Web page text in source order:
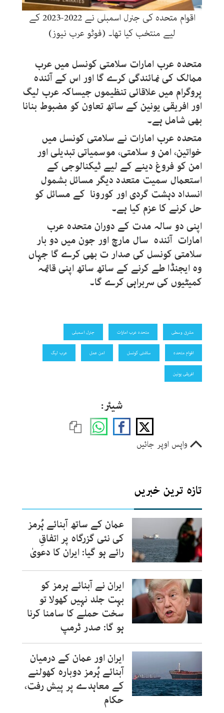
اقوام متحدہ کی جنرل اسمبلی نے 2022-2023 کے
لیے منتخب کیا تھا۔ (فوٹو عرب نیوز)
متحدہ عرب امارات سلامتی کونسل میں عرب
ممالک کی نمائندگی کرے گا اور اس کے آئندہ
پروگرام میں علاقائی تنظیموں جیساکہ عرب لیگ
اور افریقی یونین کے ساتھ تعاون کو مضبوط بنانا
بھی شامل ہے۔
متحدہ عرب امارات نے سلامتی کونسل میں
خواتین، امن و سلامتی، موسمیاتی تبدیلی اور
امن کو فروغ دینے کے لیے ٹیکنالوجی کے
استعمال سمیت متعدد دیگر مسائل بشمول
انسداد دہشت گردی اور کورونا کے مسائل کو
حل کرنے کا عزم کیا ہے۔
اپنی دو سالہ مدت کے دوران متحدہ عرب
امارات آئندہ سال مارچ اور جون میں دو بار
سلامتی کونسل کی صدار ت بھی کرے گا جہاں
وہ ایجنڈا طے کرنے کے ساتھ ساتھ اپنی قائمہ
کمیٹیوں کی سربراہی کرے گا۔
مشرق وسطی متحدہ عرب امارات جنرل اسمبلی
اقوام متحدہ سلامتی کونسل امن عمل عرب لیگ
افریقی یونین
شیئر:
واپس اوپر جائیں
تازہ ترین خبریں
عمان کے ساتھ آبنائے ہُرمز
کی نئی گزرگاہ پر اتفاقِ
رائے ہو گیا: ایران کا دعویٰ
ایران نے آبنائے ہرمز کو
بہت جلد نہیں کھولا تو
سخت حملے کا سامنا کرنا
ہو گا: صدر ٹرمپ
ایران اور عمان کے درمیان
آبنائے ہُرمز دوبارہ کھولنے
کے معاہدے پر پیش رفت،
حکام